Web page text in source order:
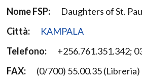
Nome FSP:
Daughters of St.
Città:
KAMPALA
Telefono:
+256.761.351.342;
FAX:
(0/700) 55.00.35 (Libreria)